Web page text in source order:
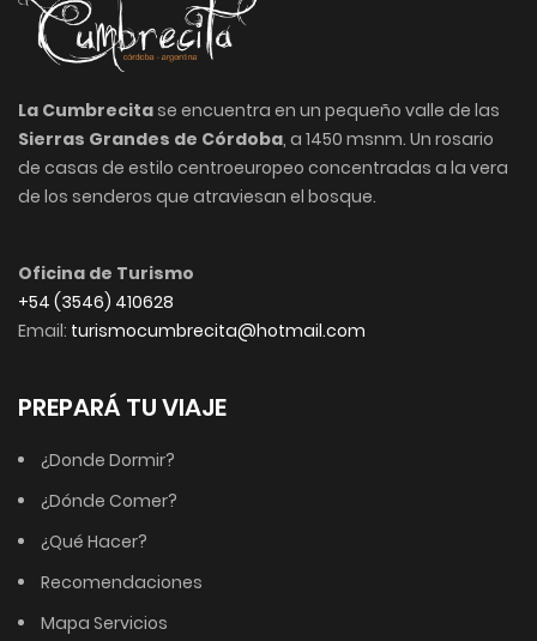
La Cumbrecitase encuentra en un pequeño valle de las
Sierras Grandes de Córdoba, a 1450 msnm. Un rosario
de casas de estilo centroeuropeo concentradas a la vera
de los senderos que atraviesan el bosque.
Oficina de Turismo
+54 (3546) 410628
Email: turismocumbrecita@hotmail.com
PREPARÁ TU VIAJE
¿Donde Dormir?
¿Dónde Comer?
¿Qué Hacer?
Recomendaciones
Mapa Servicios